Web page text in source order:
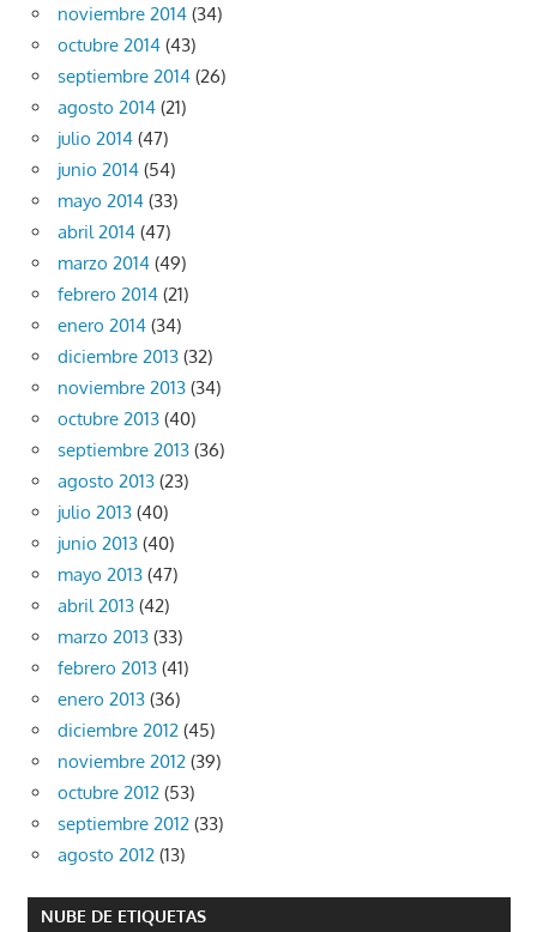
noviembre 2014 (34)
octubre 2014 (43)
septiembre 2014 (26)
agosto 2014 (21)
julio 2014 (47)
junio 2014 (54)
mayo 2014 (33)
abril 2014 (47)
marzo 2014 (49)
febrero 2014 (21)
enero 2014 (34)
diciembre 2013 (32)
noviembre 2013 (34)
octubre 2013 (40)
septiembre 2013 (36)
agosto 2013 (23)
julio 2013 (40)
junio 2013 (40)
mayo 2013 (47)
abril 2013 (42)
marzo 2013 (33)
febrero 2013 (41)
enero 2013 (36)
diciembre 2012 (45)
noviembre 2012 (39)
octubre 2012 (53)
septiembre 2012 (33)
agosto 2012 (13)
NUBE DE ETIQUETAS